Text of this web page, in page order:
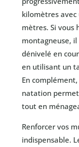
kilomètres avec
mètres. Si vous
montagneuse,
dénivelé en
en utilisant un
En
natation
tout en
Renforcer vos
indispensable.